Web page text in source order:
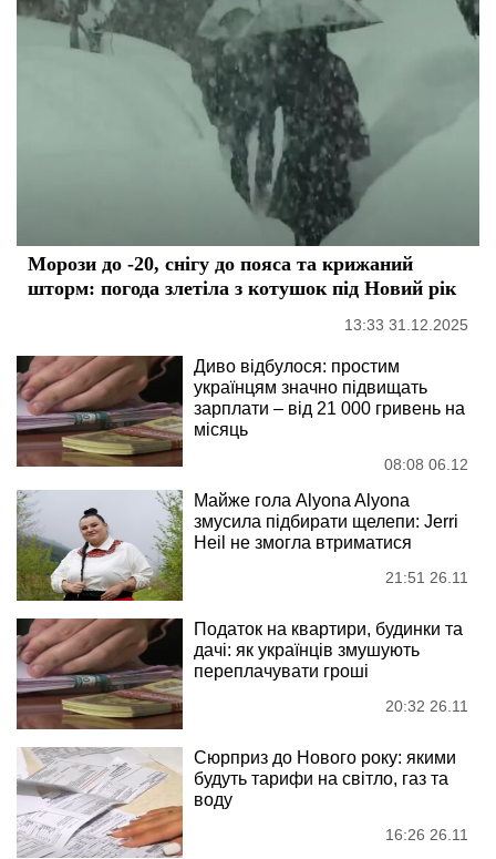
Морози до -20, снігу до пояса та крижаний
шторм: погода злетіла з котушок під Новий рік
13:33 31.12.2025
Диво відбулося: простим
українцям значно підвищать
зарплати – від 21 000 гривень на
місяць
08:08 06.12
Майже гола Alyona Alyona
змусила підбирати щелепи: Jerri
Heil не змогла втриматися
21:51 26.11
Податок на квартири, будинки та
дачі: як українців змушують
переплачувати гроші
20:32 26.11
Сюрприз до Нового року: якими
будуть тарифи на світло, газ та
воду
16:26 26.11